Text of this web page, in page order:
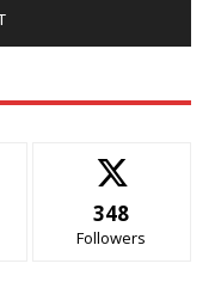
348
Followers